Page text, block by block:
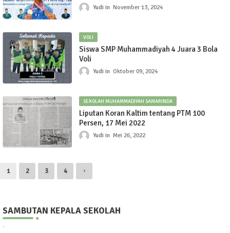
Yudi November 13, 2024
VOLI
Siswa SMP Muhammadiyah 4 Juara 3 Bola
Voli
Yudi Oktober 09, 2024
SEKOLAH MUHAMMADIYAH SAMARINDA
Liputan Koran Kaltim tentang PTM 100
Persen, 17 Mei 2022
Yudi Mei 26, 2022
1 2 3 4
SAMBUTAN KEPALA SEKOLAH